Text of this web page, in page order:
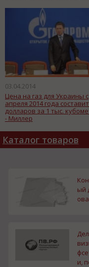
ребром вопрос о
газовых отношений с
03.04.2014
Цена на газ для Украины с
апреля 2014 года
долларов за 1 тыс.
- Миллер
Каталог товаров
ый
и,